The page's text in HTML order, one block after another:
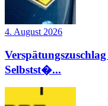
4. August 2026
Selbstst�...